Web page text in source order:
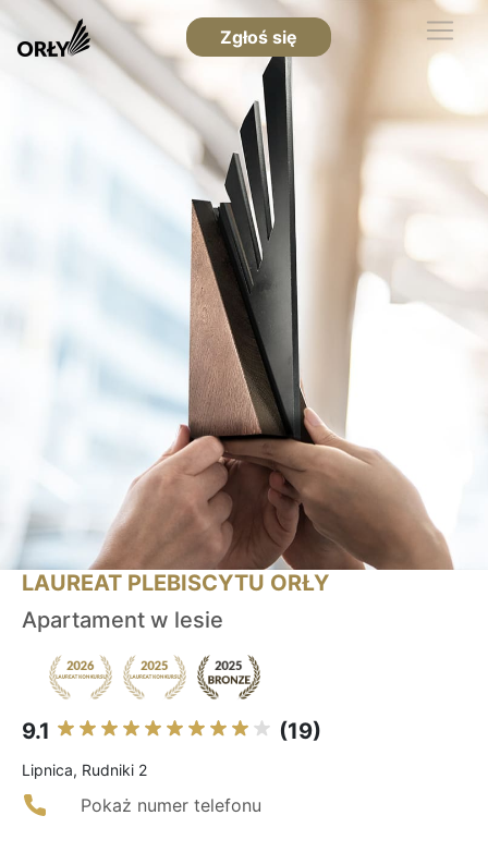
Zgłoś się
LAUREAT PLEBISCYTU ORŁY
Apartament w lesie
9.1 (19)
Lipnica, Rudniki 2
Pokaż numer telefonu